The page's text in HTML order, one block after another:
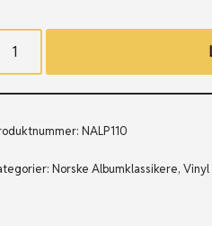
NALP110
Norske Albumklassikere,Vinyl